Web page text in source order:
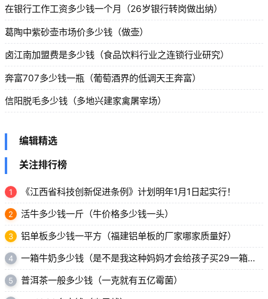
在银行工作工资多少钱一个月（26岁银行转岗做出纳）
葛陶中紫砂壶市场价多少钱（做壶）
卤江南加盟费是多少钱（食品饮料行业之连锁行业研究）
奔富707多少钱一瓶（葡萄酒界的低调天王奔富）
信阳脱毛多少钱（多地兴建家禽屠宰场）
关注排行榜
1 《江西省科技创新促进条例》计划明年1月1日起实行！
2 活牛多少钱一斤（牛价格多少钱一头）
3 铝单板多少钱一平方（福建铝单板的厂家哪家质量好）
4 一箱牛奶多少钱（是不是我这种妈妈才会给孩子买29一箱的临期纯牛奶）
5 普洱茶一般多少钱（一克就有五亿霉菌）
编辑精选